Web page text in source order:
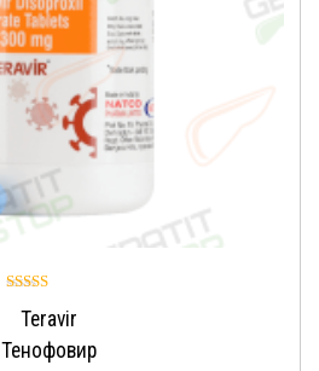
4.86
из 5
Teravir
Тенофовир